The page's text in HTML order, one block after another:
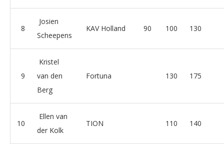
8
Josien
Scheepens
KAV Holland 90 100 130
9
Kristel
van den
Berg
Fortuna 130 175
10
Ellen van
der Kolk
TION 110 140